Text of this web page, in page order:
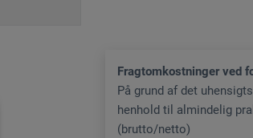
Fragtomkostninger ved
På grund af det
henhold til almindelig
(brutto/netto)